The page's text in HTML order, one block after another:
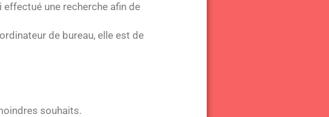
effectué une recherche afin de
de bureau, elle est de
souhaits.